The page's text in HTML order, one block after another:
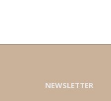
NEWSLETTER